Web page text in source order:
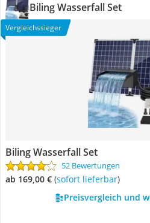
Biling Wasserfall Set
Vergleichssieger
Biling Wasserfall Set
52 Bewertungen
ab 169,00 € ( Sofort lieferbar)
Preisvergleich und